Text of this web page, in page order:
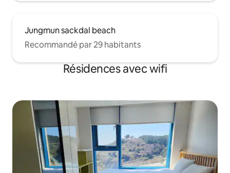
Jungmun sackdal beach
Recommandé par 29 habitants
Résidences avec wifi